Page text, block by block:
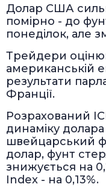
Долар США
помірно - до
понеділок, але
Трейдери
американській
результати
Франції.
Розрахований
динаміку
швейцарський
долар, фунт
знижується на
Index - на 0,13%.